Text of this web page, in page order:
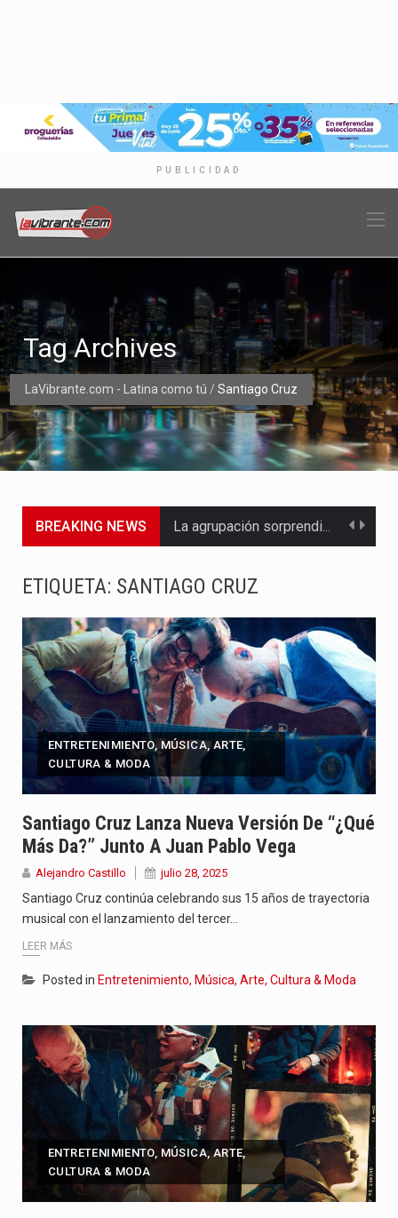
PUBLICIDAD
LaVibrante.com - Latina como tú / Santiago Cruz
Tag Archives
BREAKING NEWS La agrupación sorprendió a los pasajeros de Circular Sur con…
La Red Pro, integrada por 14 organizaciones que trabajan por…
El dúo bogotano presenta una nueva versión de su segundo…
La colaboración, inspirada en Cien años de soledad de Gabriel…
La comedia romántica escrita y dirigida por Dago García cuenta…
El Grupo Planeta presenta una nueva selección editorial para este…
ETIQUETA: SANTIAGO CRUZ
ENTRETENIMIENTO, MÚSICA, ARTE,
CULTURA & MODA
Santiago Cruz Lanza Nueva Versión De “¿Qué
Más Da?” Junto A Juan Pablo Vega
Alejandro Castillo julio 28, 2025
Santiago Cruz continúa celebrando sus 15 años de trayectoria
musical con el lanzamiento del tercer…
LEER MÁS
Posted in Entretenimiento, Música, Arte, Cultura & Moda
ENTRETENIMIENTO, MÚSICA, ARTE,
CULTURA & MODA